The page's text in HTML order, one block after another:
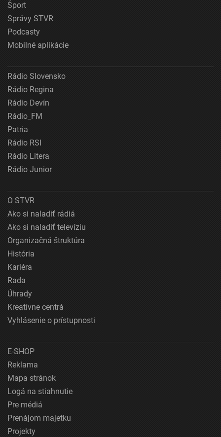
Šport
Správy STVR
Podcasty
Mobilné aplikácie
Rádio Slovensko
Rádio Regina
Rádio Devín
Rádio_FM
Patria
Rádio RSI
Rádio Litera
Rádio Junior
O STVR
Ako si naladiť rádiá
Ako si naladiť televíziu
Organizačná štruktúra
História
Kariéra
Rada
Úhrady
Kreatívne centrá
Vyhlásenie o prístupnosti
E-SHOP
Reklama
Mapa stránok
Logá na stiahnutie
Pre médiá
Prenájom majetku
Projekty